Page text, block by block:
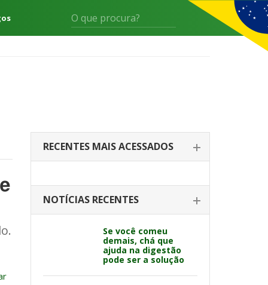
RECENTES MAIS ACESSADOS
NOTÍCIAS RECENTES
Se você comeu
demais, chá que
ajuda na digestão
pode ser a solução